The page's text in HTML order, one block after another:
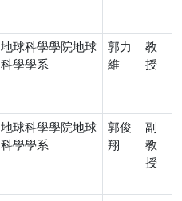
地球科學學院地球
科學學系
郭力
維
教
授
地球科學學院地球
科學學系
郭俊
翔
副
教
授